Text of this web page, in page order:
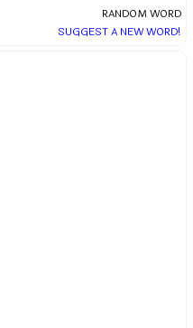
RANDOM WORD
SUGGEST A NEW WORD!